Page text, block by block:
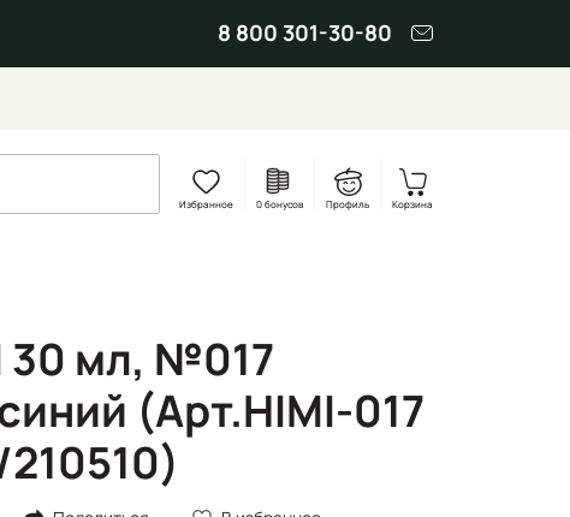
8 800 301-30-80
Избранное 0 бонусов Профиль Корзина
30 мл, №017
(Арт.HIMI-017
210510)